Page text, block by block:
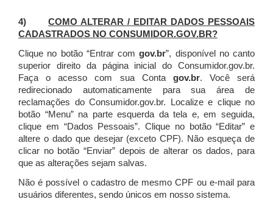
4) COMO ALTERAR / EDITAR DADOS PESSOAIS
CADASTRADOS NO CONSUMIDOR.GOV.BR?
Clique no botão “Entrar comgov.br”, disponível no canto
superior direito da página inicial do Consumidor.gov.br.
Faça o acesso com sua Conta gov.br. Você será
redirecionado automaticamente para sua área de
reclamações do Consumidor.gov.br.
Localize e clique no
botão “Menu” na parte esquerda da tela e, em seguida,
clique em “Dados Pessoais”. Clique no botão “Editar” e
altere o dado que desejar (exceto CPF). Não esqueça de
clicar no botão “Enviar” depois de alterar os dados, para
que as alterações sejam salvas.
Não é possível o cadastro de mesmo CPF ou e-mail para
usuários diferentes, sendo únicos em nosso sistema.